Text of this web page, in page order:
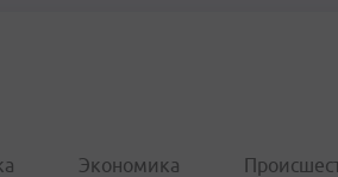
Экономика